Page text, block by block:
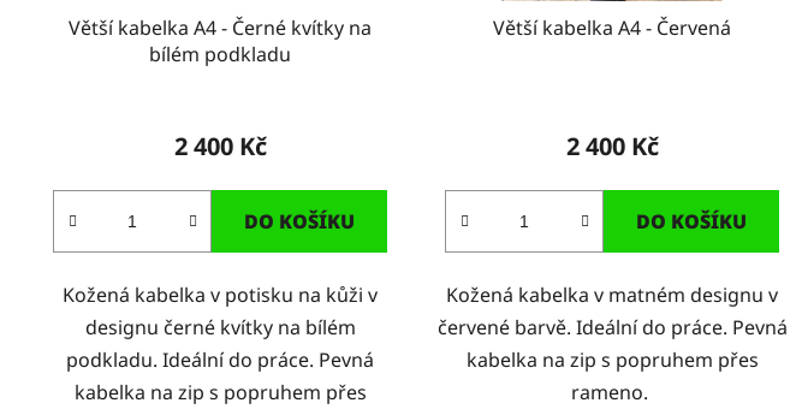
Větší kabelka A4 - Černé kvítky na
bílém podkladu
2 400 Kč
DO KOŠÍKU
Kožená kabelka v potisku na kůži v
designu černé kvítky na bílém
podkladu. Ideální do práce. Pevná
kabelka na zip s popruhem přes
Větší kabelka A4 - Červená
2 400 Kč
DO KOŠÍKU
Kožená kabelka v matném designu v
červené barvě. Ideální do práce. Pevná
kabelka na zip s popruhem přes
rameno.